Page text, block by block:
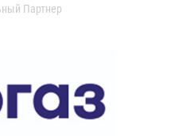
Партнер